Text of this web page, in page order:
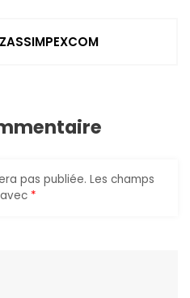
ZASSIMPEXCOM
pas publiée. Les champs
*